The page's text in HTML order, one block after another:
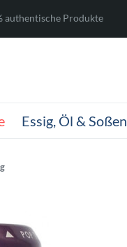
authentische Produkte
Essig, Öl & Soßen